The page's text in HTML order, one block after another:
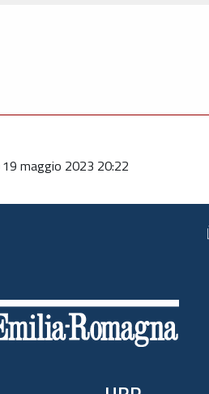
19 maggio 2023 20:22